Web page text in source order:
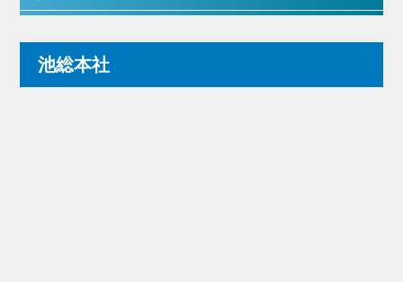
池総本社